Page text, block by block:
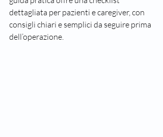
dettagliata per pazienti e caregiver, con
consigli chiari e semplici da seguire prima
dell’operazione.